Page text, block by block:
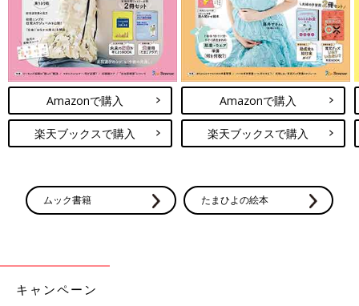
Amazonで購入
楽天ブックスで購入
Amazonで購入
楽天ブックスで購入
ムック書籍 たまひよの絵本
キャンペーン